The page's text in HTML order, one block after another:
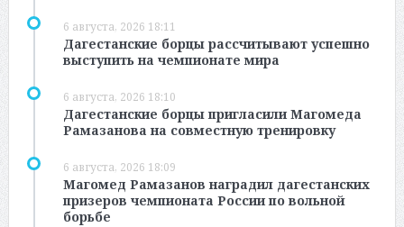
6 августа, 2026 18:11
Дагестанские борцы рассчитывают успешно
выступить на чемпионате мира
6 августа, 2026 18:10
Дагестанские борцы пригласили Магомеда
Рамазанова на совместную тренировку
6 августа, 2026 18:09
Магомед Рамазанов наградил дагестанских
призеров чемпионата России по вольной
борьбе